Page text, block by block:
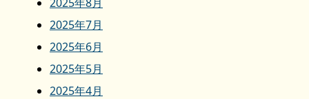
2025年7月
2025年6月
2025年5月
2025年4月